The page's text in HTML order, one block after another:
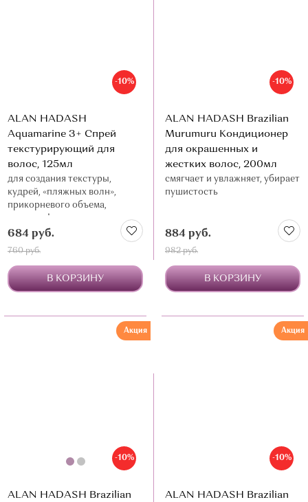
-10%
ALAN HADASH
Aquamarine 3+ Спрей
текстурирующий для
волос, 125мл
для создания текстуры,
кудрей, «пляжных волн»,
прикорневого объема,
средняя фиксация
684 руб.
760 руб.
В КОРЗИНУ
-10%
ALAN HADASH Brazilian
Murumuru Кондиционер
для окрашенных и
жестких волос, 200мл
смягчает и увлажняет, убирает
пушистость
884 руб.
982 руб.
В КОРЗИНУ
-10%
Акция
ALAN HADASH Brazilian
-10%
Акция
ALAN HADASH Brazilian